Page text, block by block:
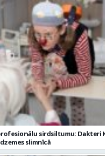
sirdsiltumu: Dakteri
slimnīcā